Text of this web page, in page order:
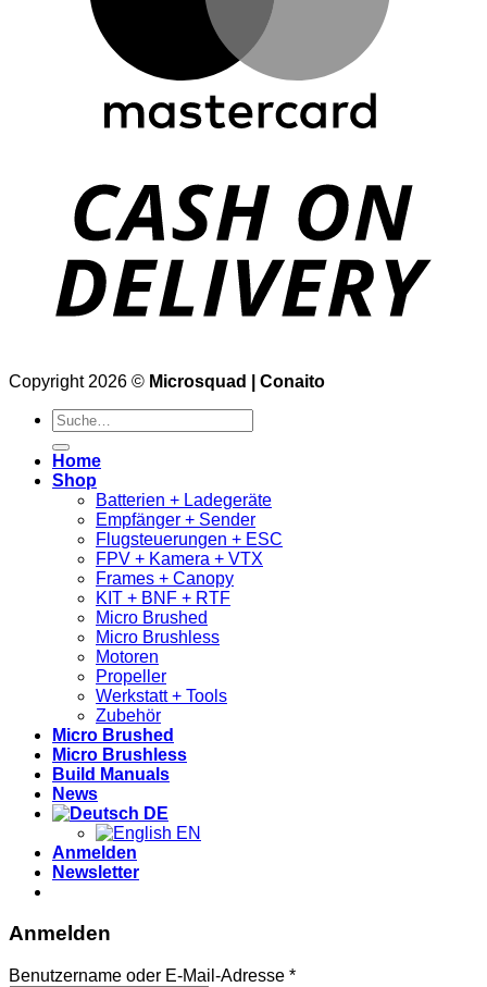
Copyright 2026 © Microsquad | Conaito
Suche
nach:
Home
Shop
Batterien + Ladegeräte
Empfänger + Sender
Flugsteuerungen + ESC
FPV + Kamera + VTX
Frames + Canopy
KIT + BNF + RTF
Micro Brushed
Micro Brushless
Motoren
Propeller
Werkstatt + Tools
Zubehör
Micro Brushed
Micro Brushless
Build Manuals
News
DE
EN
Anmelden
Newsletter
Anmelden
Benutzername oder E-Mail-Adresse *Erforderlich